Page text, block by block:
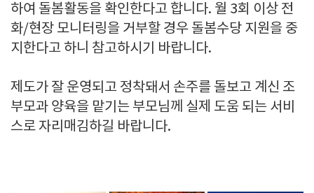
하여 돌봄활동을 확인한다고 합니다. 월 3회 이상 전
화/현장 모니터링을 거부할 경우 돌봄수당 지원을 중
지한다고 하니 참고하시기 바랍니다.
제도가 잘 운영되고 정착돼서 손주를 돌보고 계신 조
부모과 양육을 맡기는 부모님께 실제 도움 되는 서비
스로 자리매김하길 바랍니다.